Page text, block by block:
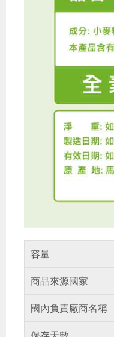
容量
商品來源國家
國內負責廠商名稱